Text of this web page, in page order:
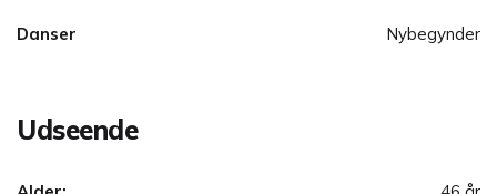
Danser Nybegynder
Udseende